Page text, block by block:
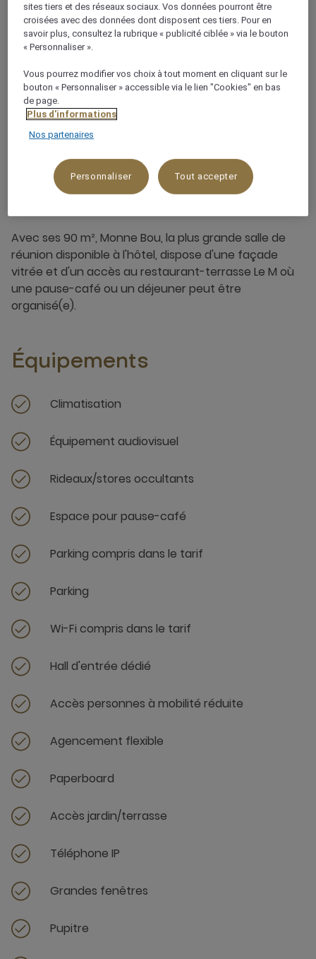
Haut plafond
Terrasse et/ou espace extérieur
À propos de cette salle de
réunion
Avec ses 90 m², Monne Bou, la plus grande salle de
réunion disponible à l'hôtel, dispose d'une façade
vitrée et d'un accès au restaurant-terrasse Le M où
une pause-café ou un déjeuner peut être
organisé(e).
Équipements
Climatisation
Équipement audiovisuel
Rideaux/stores occultants
Espace pour pause-café
Parking compris dans le tarif
Parking
Wi-Fi compris dans le tarif
Hall d'entrée dédié
Accès personnes à mobilité réduite
Agencement flexible
Paperboard
Accès jardin/terrasse
Téléphone IP
Grandes fenêtres
Pupitre
sites tiers et des réseaux sociaux. Vos données pourront être
croisées avec des données dont disposent ces tiers. Pour en
savoir plus, consultez la rubrique « publicité ciblée » via le bouton
« Personnaliser ».
Vous pourrez modifier vos choix à tout moment en cliquant sur le
bouton « Personnaliser » accessible via le lien "Cookies" en bas
de page.
Plus d'informations
Nos partenaires
Personnaliser Tout accepter